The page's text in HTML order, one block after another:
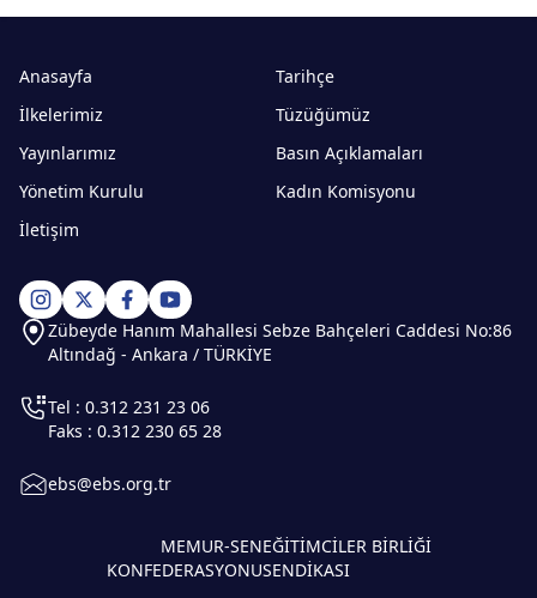
Anasayfa
Tarihçe
İlkelerimiz
Tüzüğümüz
Yayınlarımız
Basın Açıklamaları
Yönetim Kurulu
Kadın Komisyonu
İletişim
MEMUR-SEN
KONFEDERASYONU
EĞİTİMCİLER BİRLİĞİ
SENDİKASI
Zübeyde Hanım Mahallesi Sebze Bahçeleri Caddesi No:86
Altındağ - Ankara / TÜRKİYE
Tel : 0.312 231 23 06
Faks : 0.312 230 65 28
ebs@ebs.org.tr